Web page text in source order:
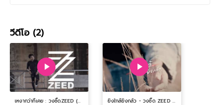
วีดีโอ (2)
เหงากว่าที่เคย : วงซี๊ดZEED (Official MV)
ยิ่งใกล้ยิ่งกลัว - วงซี๊ด ZEED Feat.พิม ฐิติยากร [Official MV 4K]